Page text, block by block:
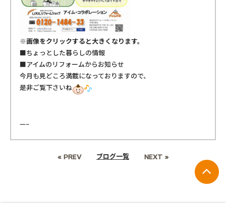
※画像をクリックすると大きくなります。
■ちょっとした暮らしの情報
■アイムのリフォームからお知らせ
今月も見どころ満載になっておりますので、
是非ご覧下さいね
—–
« PREV ブログ一覧 NEXT »